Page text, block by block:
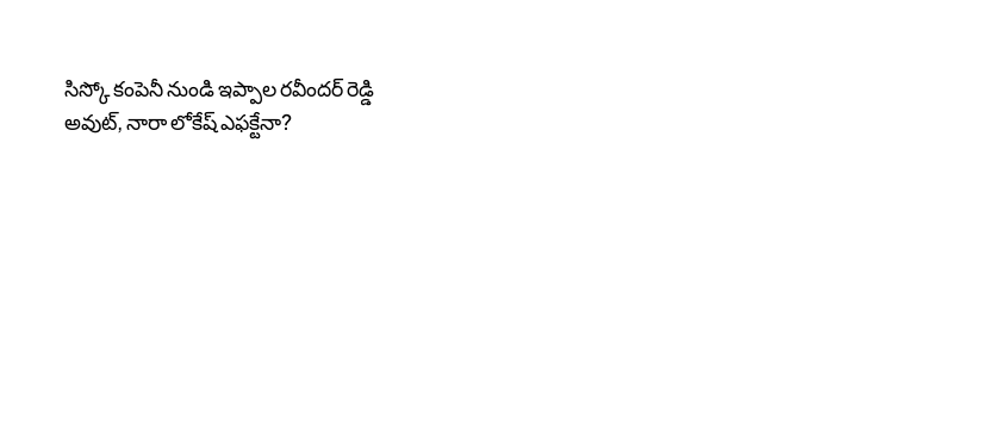
సిస్కో కంపెనీ నుండి ఇప్పాల రవీందర్ రెడ్డి
అవుట్, నారా లోకేష్ ఎఫక్టేనా?